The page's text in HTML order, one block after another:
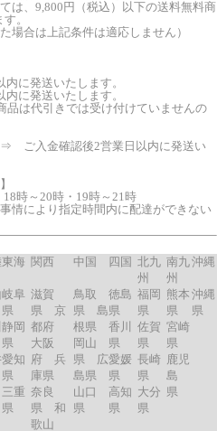
は、9,800円（税込）以下の送料無料商
。
場合は上記条件は適応しません）
に発送いたします。
に発送いたします。
引きでは受け付けていませんの
ご入金確認後2営業日以内に発送い
時～20時・19時～21時
情により指定時間内に配達ができない
東海 関西 中国 四国 北九
州
南九
州
沖縄
岐阜
県
静岡
県
愛知
県
三重
県
滋賀
県 京
都府
大阪
府 兵
庫県
奈良
県 和
歌山
鳥取
県 島
根県
岡山
県 広
島県
山口
県
徳島
県
香川
県
愛媛
県
高知
県
福岡
県
佐賀
県
長崎
県
大分
県
熊本
県
宮崎
県
鹿児
島
県
沖縄
県